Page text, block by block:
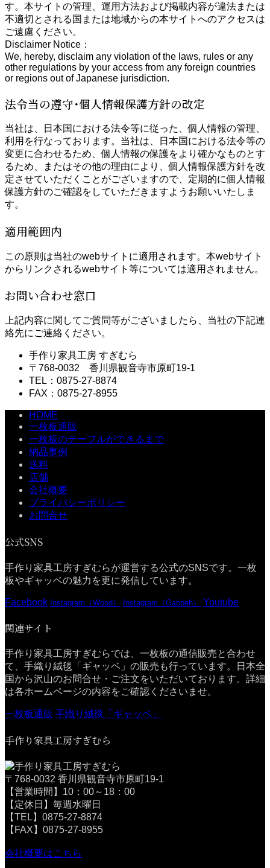
す。本サイトの管理、運用方法および掲載内容が違法または
不適切とされる国または地域からの本サイトへのアクセスは
ご遠慮ください。
Disclaimer Notice：
We, hereby, disclaim any violation of the laws, rules or any
other regulations by your access from any foreign countries
or regions out of Japanese jurisdiction.
法令当の遵守･個人情報保護方針の改定
当社は、日本国における法令等に従った、個人情報の管理、
利用を行なっております。当社は、日本国における法令等の
変更に合わせるため、個人情報の保護をより確かなものとす
るため、またはその他の理由により、個人情報保護方針を改
定させていただくことがございますので、定期的に個人情報
保護方針のご確認をしていただきますようお願いいたしま
す。
適用範囲内
この原則は当社のwebサイトに適用されます。本webサイト
からリンクされるwebサイト等については適用されません。
お問い合わせ窓口
上記内容に関してご質問等がございましたら、当社の下記連
絡先にご連絡ください。
手作り家具工房 すぎむら
〒768-0032 香川県観音寺市原町19-1
TEL：0875-27-8874
FAX：0875-27-8955
HOME
一枚板通販
一枚板のテーブルができるまで
納品事例
送料
店舗
会社概要
プライバシーポリシー
お問合せ
公式SNS
手作り家具工房すぎむらが運営する公式のSNSです。一枚
板やギャッベの魅力を更に発信しています。
Facebook Instagram（Wood） Instagram（Gabbeh） Youtube
関連サイト
手作り家具工房すぎむらでは、一枚板の通信販売と合わせ
て、手織り絨毯「ギャッベ」の販売も行っています。日本全
国から沢山のお問合せ・ご注文をいただいております。詳細
は各ホームページの内容をご確認くださいませ。
一枚板通販 手織り絨毯「ギャッベ」
手作り家具工房すぎむら
〒768-0032 香川県観音寺市原町19-1
【営業時間】10：00～18：00
【定休日】毎週水曜日
【TEL】0875-27-8874
【FAX】0875-27-8955
会社概要はこちら